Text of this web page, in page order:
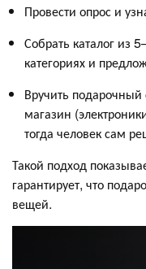
Провести опрос и
Собрать каталог из
категориях и
Вручить
магазин
тогда человек сам
Такой подход
гарантирует, что
вещей.